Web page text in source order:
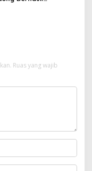
Ruas yang wajib